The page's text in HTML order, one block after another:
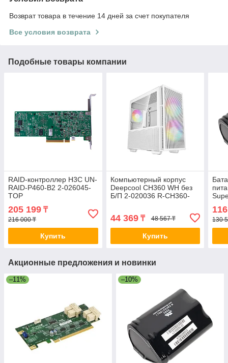
Возврат товара в течение 14 дней за счет покупателя
Все условия возврата
Подобные товары компании
RAID-контроллер H3C UN-
RAID-P460-B2 2-026045-
TOP
205 199 ₸
216 000 ₸
Купить
Компьютерный корпус
Deepcool CH360 WH без
Б/П 2-020036 R-CH360-
44 369₸ 48 567 ₸
Купить
130
Акционные предложения и новинки
–11% –10%